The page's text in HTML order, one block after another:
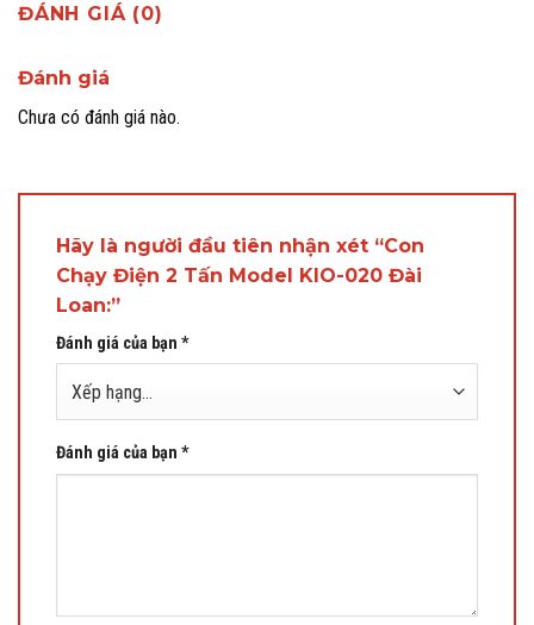
ĐÁNH GIÁ (0)
Đánh giá
Chưa có đánh giá nào.
Hãy là người đầu tiên nhận xét “Con
Chạy Điện 2 Tấn Model KIO-020 Đài
Loan:”
Đánh giá của bạn *
Đánh giá của bạn *